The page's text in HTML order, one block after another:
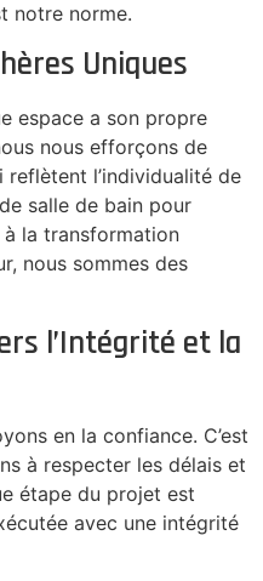
notre norme.
Uniques
espace a son propre
nous efforçons de
l’individualité de
salle de bain pour
la transformation
nous sommes des
l’Intégrité et la
en la confiance. C’est
à respecter les délais et
étape du projet est
avec une intégrité